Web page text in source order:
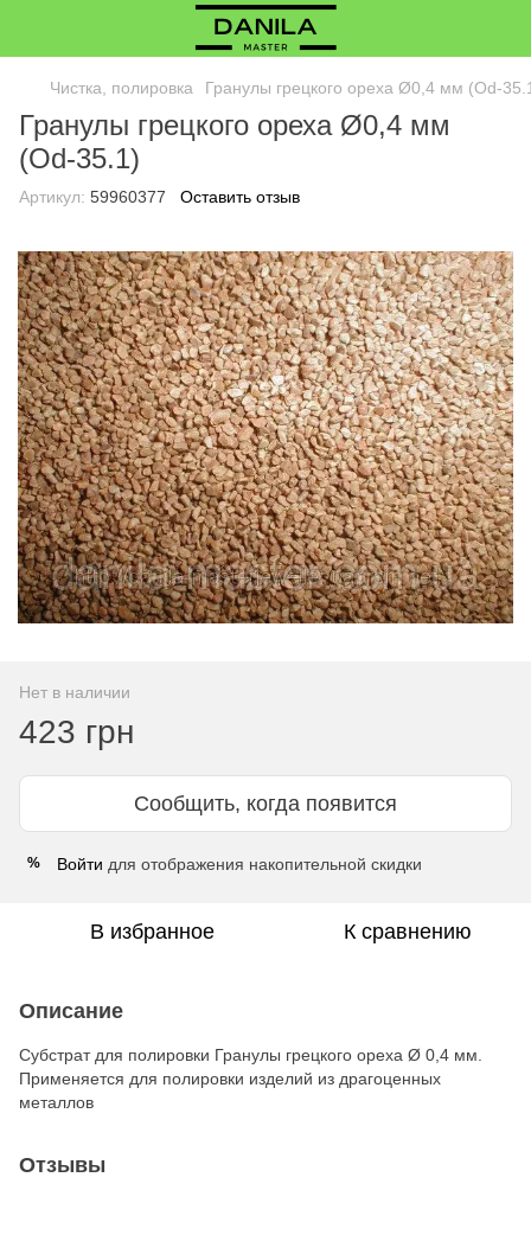
Чистка, полировка Гранулы грецкого ореха Ø0,4 мм (Od-
Гранулы грецкого ореха Ø0,4 мм
(Od-35.1)
Артикул: 59960377 Оставить отзыв
Нет в наличии
423 грн
Сообщить, когда появится
% Войти для отображения накопительной скидки
В избранное К сравнению
Описание
Субстрат для полировки Гранулы грецкого ореха Ø 0,4 мм.
Применяется для полировки изделий из драгоценных
металлов
Отзывы